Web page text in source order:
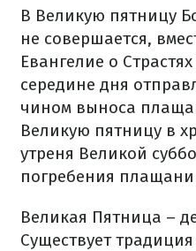
В Великую пятницу
не совершается,
Евангелие о
середине дня
чином выноса
Великую пятницу в
утреня Великой
погребения
Великая Пятница –
Существует